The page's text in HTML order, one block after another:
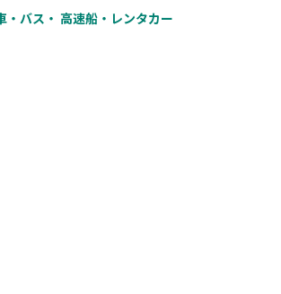
・バス・ 高速船・レンタカー